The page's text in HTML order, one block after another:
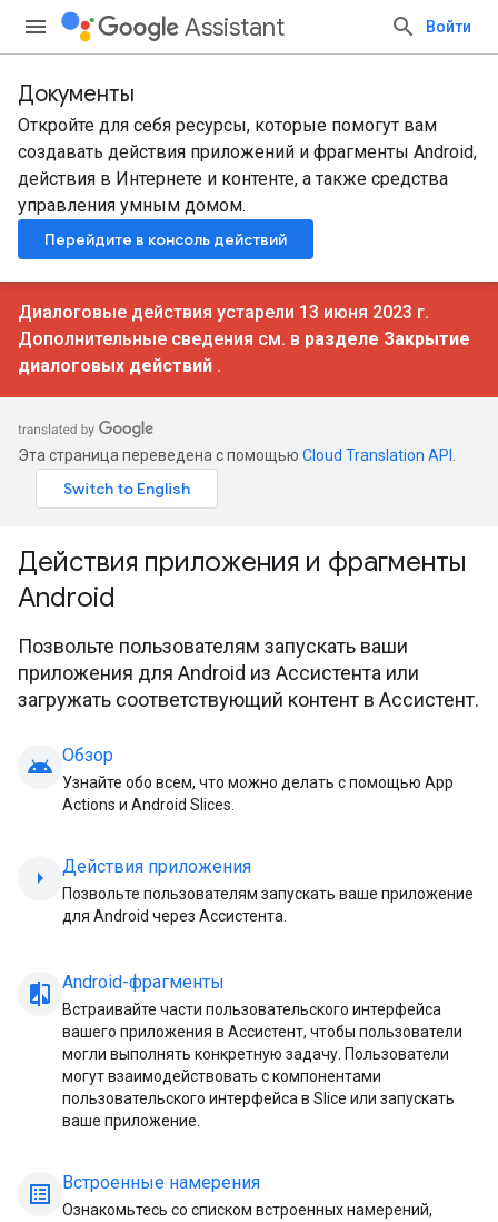
Assistant Войти
Документы
Откройте для себя ресурсы, которые помогут вам
создавать действия приложений и фрагменты Android,
действия в Интернете и контенте, а также средства
управления умным домом.
Перейдите в консоль действий
Диалоговые действия устарели 13 июня 2023 г.
Дополнительные сведения см. в разделе Закрытие
диалоговых действий .
Эта страница переведена с помощью Cloud Translation API
Действия приложения и фрагменты
Android
Позвольте пользователям запускать ваши
приложения для Android из Ассистента или
загружать соответствующий контент в Ассистент.
android Обзор
Узнайте обо всем, что можно делать с помощью App
Actions и Android Slices.
arrow_right Действия приложения
Позвольте пользователям запускать ваше приложение
для Android через Ассистента.
compare_arrow
Android-фрагменты
Встраивайте части пользовательского интерфейса
вашего приложения в Ассистент, чтобы пользователи
могли выполнять конкретную задачу. Пользователи
могут взаимодействовать с компонентами
пользовательского интерфейса в Slice или запускать
ваше приложение.
list_alt Встроенные намерения
Ознакомьтесь со списком встроенных намерений,